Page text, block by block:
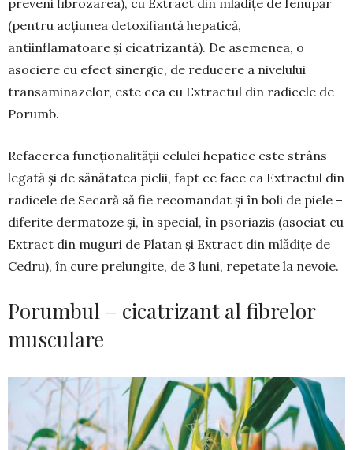
(pentru acțiunea detoxi­fiantă hepatică,
antiinflamatoare și cicatrizantă). De asemenea, o
asociere cu efect sinergic, de reducere a nivelului
transaminazelor, este cea cu Extractul din radicele de
Porumb.
Refacerea funcționalității celulei hepatice este strâns
legată și de sănătatea pielii, fapt ce face ca Extractul din
radicele de Secară să fie reco­mandat și în boli de piele –
diferite dermatoze și, în special, în psoriazis (asociat cu
Extract din muguri de Platan și Extract din mlădițe de
Cedru), în cure prelungite, de 3 luni, repetate la nevoie.
Porumbul – cicatrizant al fibrelor
musculare